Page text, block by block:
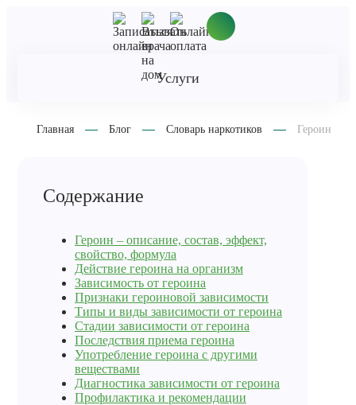
Услуги
Главная Блог Словарь наркотиков Героин
Содержание
Героин – описание, состав, эффект,
свойство, формула
Действие героина на организм
Зависимость от героина
Признаки героиновой зависимости
Типы и виды зависимости от героина
Стадии зависимости от героина
Последствия приема героина
Употребление героина с другими
веществами
Диагностика зависимости от героина
Профилактика и рекомендации